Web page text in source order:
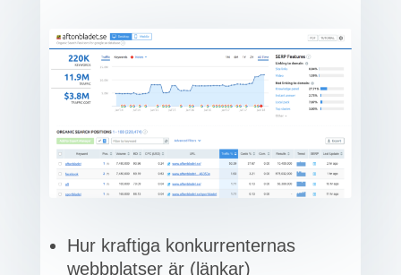
Hur kraftiga konkurrenternas
webbplatser är (länkar)